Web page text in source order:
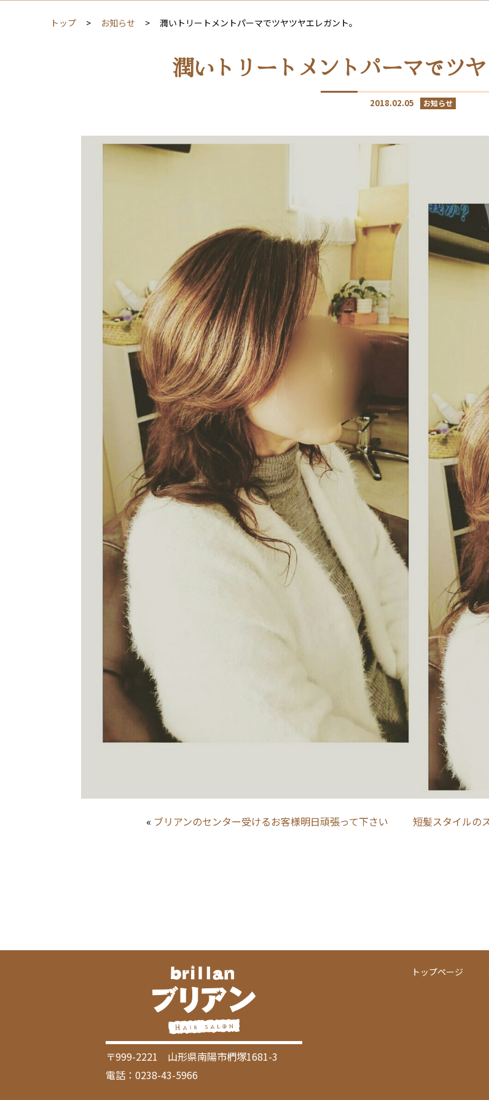
トップ お知らせ 潤いトリートメントパーマでツヤツヤエレガント。
潤いトリートメントパーマでツヤ
2018.02.05 お知らせ
« ブリアンのセンター受けるお客様明日頑張って下さい 短髪スタイルの
〒999-2221 山形県南陽市椚塚1681-3
電話：0238-43-5966
トップページ